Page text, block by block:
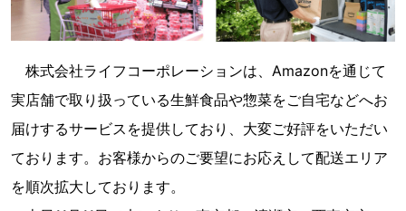
株式会社ライフコーポレーションは、Amazonを通じて
実店舗で取り扱っている生鮮食品や惣菜をご自宅などへお
届けするサービスを提供しており、大変ご好評をいただい
ております。お客様からのご要望にお応えして配送エリア
を順次拡大しております。